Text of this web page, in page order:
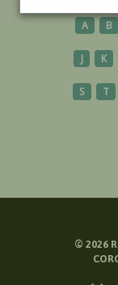
A B
J K
S T
© 2026